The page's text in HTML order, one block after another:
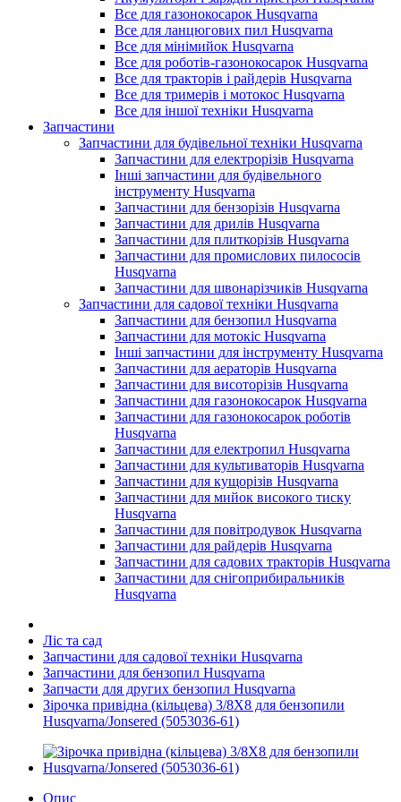
Все для газонокосарок Husqvarna
Все для ланцюгових пил Husqvarna
Все для мінімийок Husqvarna
Все для роботів-газонокосарок Husqvarna
Все для тракторів і райдерів Husqvarna
Все для тримерів і мотокос Husqvarna
Все для іншої техніки Husqvarna
Запчастини
Запчастини для будівельної техніки Husqvarna
Запчастини для електрорізів Husqvarna
Інші запчастини для будівельного
інструменту Husqvarna
Запчастини для бензорізів Husqvarna
Запчастини для дрилів Husqvarna
Запчастини для плиткорізів Husqvarna
Запчастини для промислових пилососів
Husqvarna
Запчастини для швонарізчиків Husqvarna
Запчастини для садової техніки Husqvarna
Запчастини для бензопил Husqvarna
Запчастини для мотокіс Husqvarna
Інші запчастини для інструменту Husqvarna
Запчастини для аераторів Husqvarna
Запчастини для висоторізів Husqvarna
Запчастини для газонокосарок Husqvarna
Запчастини для газонокосарок роботів
Husqvarna
Запчастини для електропил Husqvarna
Запчастини для культиваторів Husqvarna
Запчастини для кущорізів Husqvarna
Запчастини для мийок високого тиску
Husqvarna
Запчастини для повітродувок Husqvarna
Запчастини для райдерів Husqvarna
Запчастини для садових тракторів Husqvarna
Запчастини для снігоприбиральників
Husqvarna
Ліс та сад
Запчастини для садової техніки Husqvarna
Запчастини для бензопил Husqvarna
Запчасти для других бензопил Husqvarna
Зірочка привідна (кільцева) 3/8X8 для бензопили
Husqvarna/Jonsered (5053036-61)
Опис